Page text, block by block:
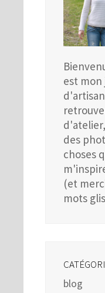
est
des
choses
(et
mots
blog